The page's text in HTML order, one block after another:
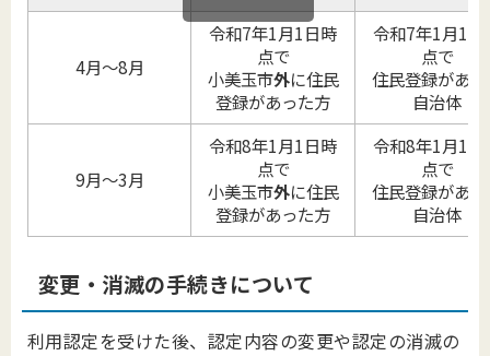
4月～8月
令和7年1月1日時
点で
小美玉市外に住民
登録があった方
令和7年1月1日
点で
住民登録があ
自治体
9月～3月
令和8年1月1日時
点で
小美玉市外に住民
登録があった方
令和8年1月1日
点で
住民登録があ
自治体
変更・消滅の手続きについて
利用認定を受けた後、認定内容の変更や認定の消滅の